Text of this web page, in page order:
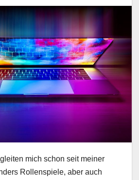
mich schon seit meiner
Rollenspiele, aber auch